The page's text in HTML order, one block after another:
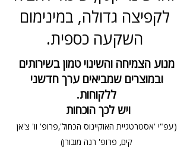
לקפיצה גדולה, במינימום
השקעה כספית.
מנוע הצמיחה והשינוי טמון בשירותים
ובמוצרים שמביאים ערך חדשני
ללקוחות.
ויש לכך הוכחות
(עפ"י 'אסטרטגיית האוקיינוס הכחול',פרופ' וו' צ'אן
קים, פרופ' רנה מובורן)